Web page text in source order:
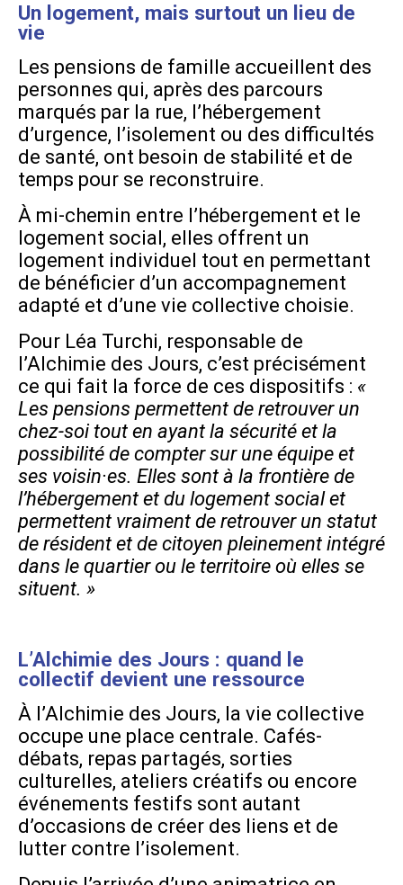
Un logement, mais surtout un lieu de
vie
Les pensions de famille accueillent des
personnes qui, après des parcours
marqués par la rue, l’hébergement
d’urgence, l’isolement ou des difficultés
de santé, ont besoin de stabilité et de
temps pour se reconstruire.
À mi-chemin entre l’hébergement et le
logement social, elles offrent un
logement individuel tout en permettant
de bénéficier d’un accompagnement
adapté et d’une vie collective choisie.
Pour Léa Turchi, responsable de
l’Alchimie des Jours, c’est précisément
ce qui fait la force de ces dispositifs : «
Les pensions permettent de retrouver un
chez-soi tout en ayant la sécurité et la
possibilité de compter sur une équipe et
ses voisin·es. Elles sont à la frontière de
l’hébergement et du logement social et
permettent vraiment de retrouver un statut
de résident et de citoyen pleinement intégré
dans le quartier ou le territoire où elles se
situent. »
L’Alchimie des Jours : quand le
collectif devient une ressource
À l’Alchimie des Jours, la vie collective
occupe une place centrale. Cafés-
débats, repas partagés, sorties
culturelles, ateliers créatifs ou encore
événements festifs sont autant
d’occasions de créer des liens et de
lutter contre l’isolement.